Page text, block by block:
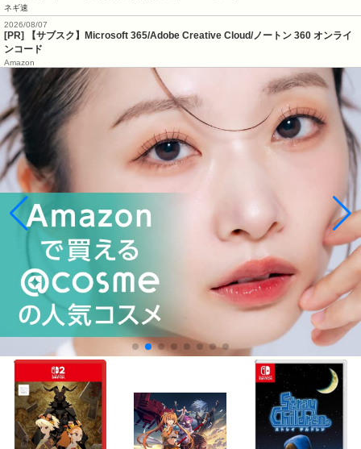
ネギ速
2026/08/07
[PR] 【サブスク】Microsoft 365/Adobe Creative Cloud/ノートン 360 オンライ
ンコード
Amazon